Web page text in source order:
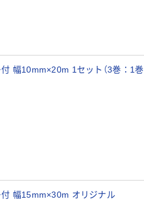
幅10mm×20m 1セット（3巻：1巻
幅15mm×30m オリジナル